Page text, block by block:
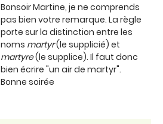
Bonsoir Martine, je ne comprends
pas bien votre remarque. La règle
porte sur la distinction entre les
noms martyr(le supplicié) et
martyre(le supplice). Il faut donc
bien écrire "un air de martyr".
Bonne soirée